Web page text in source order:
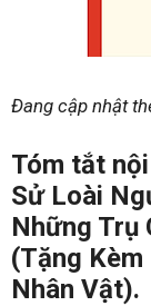
Đang cập nhật
Tóm tắt
Sử Loài
Những Trụ
(Tặng Kèm
Nhân Vật).